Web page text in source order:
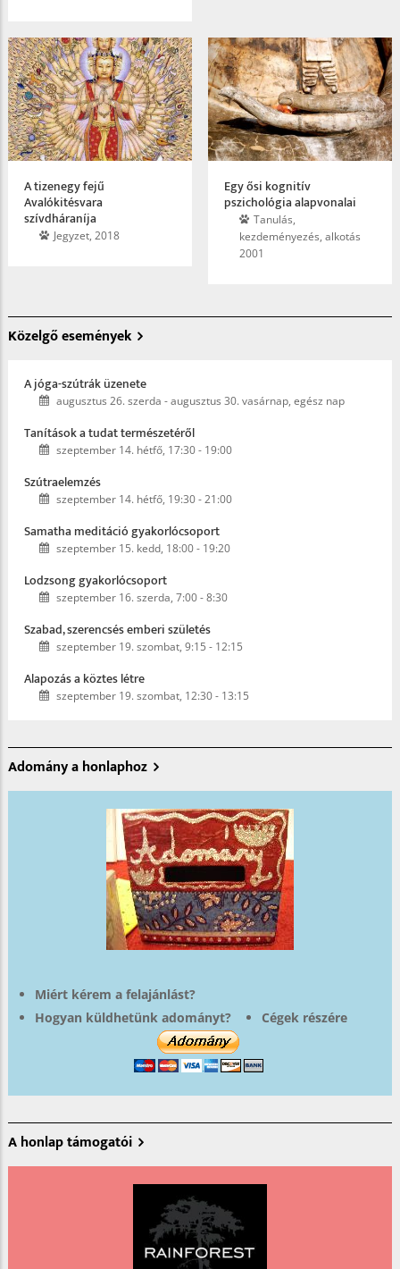
A tizenegy fejű
Avalókitésvara
szívdháraníja
Jegyzet, 2018
Egy ősi kognitív
pszichológia alapvonalai
Tanulás,
kezdeményezés, alkotás
2001
Közelgő események
A jóga-szútrák üzenete
augusztus 26. szerda -augusztus 30. vasárnap, egész nap
Tanítások a tudat természetéről
szeptember 14. hétfő, 17:30- 19:00
Szútraelemzés
szeptember 14. hétfő, 19:30-21:00
Samatha meditáció gyakorlócsoport
szeptember 15. kedd, 18:00- 19:20
Lodzsong gyakorlócsoport
szeptember 16. szerda, 7:00-8:30
Szabad, szerencsés emberi születés
szeptember 19. szombat, 9:15 - 12:15
Alapozás a köztes létre
szeptember 19. szombat, 12:30- 13:15
Adomány a honlaphoz
Miért kérem a felajánlást?
Hogyan küldhetünk adományt?
Cégek részére
A honlap támogatói